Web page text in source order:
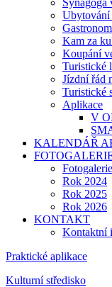
Synagoga
Kam za
Koupání
Turistické
Jízdní řád
Turistické
Aplikace
V
KALENDÁŘ
Fotogalerie
Rok 2024
Rok 2025
Rok 2026
KONTAKT
Kontaktní
Praktické aplikace
Kulturní středisko